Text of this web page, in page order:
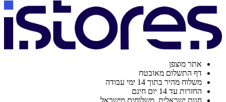
אתר מוצפן
דף התשלום מאובטח
משלוח מהיר בתוך 14 ימי עבודה
החזרות עד 14 יום חינם